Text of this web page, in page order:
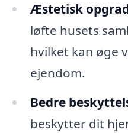
Æstetisk
løfte husets
hvilket kan øge
ejendom.
Bedre
beskytter dit